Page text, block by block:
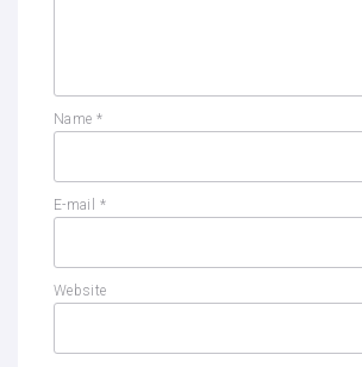
Name *
E-mail *
Website